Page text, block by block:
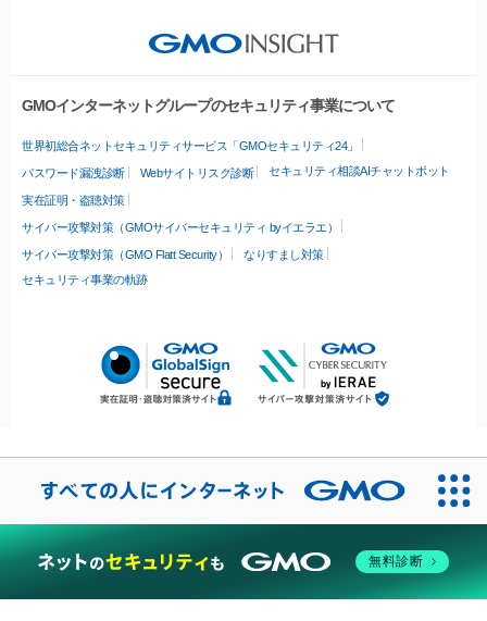
GMOインターネットグループのセキュリティ事業について
世界初総合ネットセキュリティサービス「GMOセキュリティ24」
パスワード漏洩診断 Webサイトリスク診断 セキュリティ相談AIチャットボット
実在証明・盗聴対策
サイバー攻撃対策（GMOサイバーセキュリティ byイエラエ）
サイバー攻撃対策（GMO Flatt Security）
なりすまし対策
セキュリティ事業の軌跡
無料診断